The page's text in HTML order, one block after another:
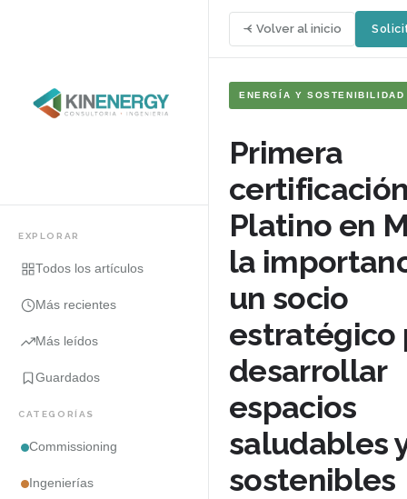
EXPLORAR
Todos los artículos
Más recientes
Más leídos
Guardados
CATEGORÍAS
Commissioning
Ingenierías
Volver al inicio
ENERGÍA Y SOSTENIBILIDAD
Primera
Platino en
la
un socio
estratégico
desarrollar
espacios
saludables
sostenibles